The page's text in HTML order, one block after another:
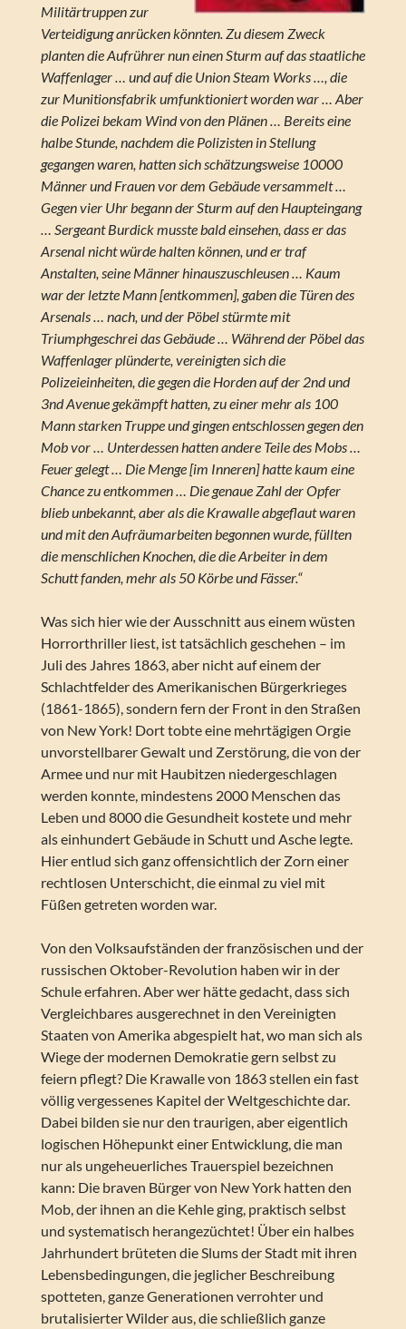
Militärtruppen zur
Verteidigung anrücken könnten. Zu diesem Zweck
planten die Aufrührer nun einen Sturm auf das staatliche
Waffenlager … und auf die Union Steam Works …, die
zur Munitionsfabrik umfunktioniert worden war … Aber
die Polizei bekam Wind von den Plänen … Bereits eine
halbe Stunde, nachdem die Polizisten in Stellung
gegangen waren, hatten sich schätzungsweise 10000
Männer und Frauen vor dem Gebäude versammelt …
Gegen vier Uhr begann der Sturm auf den Haupteingang
… Sergeant Burdick musste bald einsehen, dass er das
Arsenal nicht würde halten können, und er traf
Anstalten, seine Männer hinauszuschleusen … Kaum
war der letzte Mann [entkommen], gaben die Türen des
Arsenals … nach, und der Pöbel stürmte mit
Triumphgeschrei das Gebäude … Während der Pöbel das
Waffenlager plünderte, vereinigten sich die
Polizeieinheiten, die gegen die Horden auf der 2nd und
3nd Avenue gekämpft hatten, zu einer mehr als 100
Mann starken Truppe und gingen entschlossen gegen den
Mob vor … Unterdessen hatten andere Teile des Mobs …
Feuer gelegt … Die Menge [im Inneren] hatte kaum eine
Chance zu entkommen … Die genaue Zahl der Opfer
blieb unbekannt, aber als die Krawalle abgeflaut waren
und mit den Aufräumarbeiten begonnen wurde, füllten
die menschlichen Knochen, die die Arbeiter in dem
Schutt fanden, mehr als 50 Körbe und Fässer.“
Was sich hier wie der Ausschnitt aus einem wüsten
Horrorthriller liest, ist tatsächlich geschehen – im
Juli des Jahres 1863, aber nicht auf einem der
Schlachtfelder des Amerikanischen Bürgerkrieges
(1861-1865), sondern fern der Front in den Straßen
von New York! Dort tobte eine mehrtägigen Orgie
unvorstellbarer Gewalt und Zerstörung, die von der
Armee und nur mit Haubitzen niedergeschlagen
werden konnte, mindestens 2000 Menschen das
Leben und 8000 die Gesundheit kostete und mehr
als einhundert Gebäude in Schutt und Asche legte.
Hier entlud sich ganz offensichtlich der Zorn einer
rechtlosen Unterschicht, die einmal zu viel mit
Füßen getreten worden war.
Von den Volksaufständen der französischen und der
russischen Oktober-Revolution haben wir in der
Schule erfahren. Aber wer hätte gedacht, dass sich
Vergleichbares ausgerechnet in den Vereinigten
Staaten von Amerika abgespielt hat, wo man sich als
Wiege der modernen Demokratie gern selbst zu
feiern pflegt? Die Krawalle von 1863 stellen ein fast
völlig vergessenes Kapitel der Weltgeschichte dar.
Dabei bilden sie nur den traurigen, aber eigentlich
logischen Höhepunkt einer Entwicklung, die man
nur als ungeheuerliches Trauerspiel bezeichnen
kann: Die braven Bürger von New York hatten den
Mob, der ihnen an die Kehle ging, praktisch selbst
und systematisch herangezüchtet! Über ein halbes
Jahrhundert brüteten die Slums der Stadt mit ihren
Lebensbedingungen, die jeglicher Beschreibung
spotteten, ganze Generationen verrohter und
brutalisierter Wilder aus, die schließlich ganze